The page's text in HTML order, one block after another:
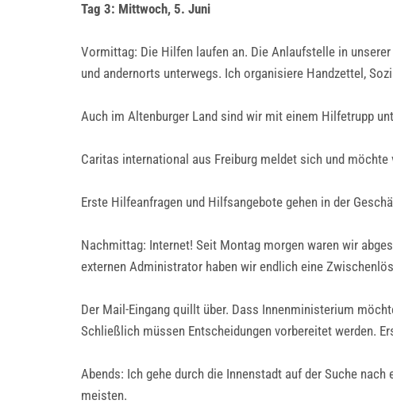
Tag 3: Mittwoch, 5. Juni
Vormittag: Die Hilfen laufen an. Die Anlaufstelle in
und andernorts unterwegs. Ich organisiere Handzettel,
Auch im Altenburger Land sind wir mit einem Hilfetrupp
Caritas international aus Freiburg meldet sich und
Erste Hilfeanfragen und Hilfsangebote gehen in der
Nachmittag: Internet! Seit Montag morgen waren wir
externen Administrator haben wir endlich eine
Der Mail-Eingang quillt über. Dass Innenministerium
Schließlich müssen Entscheidungen vorbereitet werden.
Abends: Ich gehe durch die Innenstadt auf der Suche
meisten.